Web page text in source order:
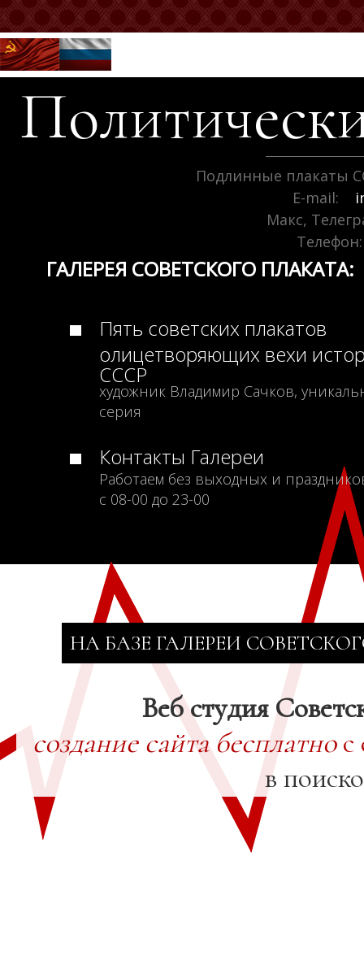
Подлинные плакаты
E-mail:
Макс,
Телефон:
ГАЛЕРЕЯ СОВЕТСКОГО ПЛАКАТА:
Пять советских плакатов
олицетворяющих вехи
СССР
художник Владимир Сачков,
серия
Контакты Галереи
Работаем без выходных и
с 08-00 до 23-00
НА БАЗЕ ГАЛЕРЕИ
Веб студия
создание сайта бесплатнос
в